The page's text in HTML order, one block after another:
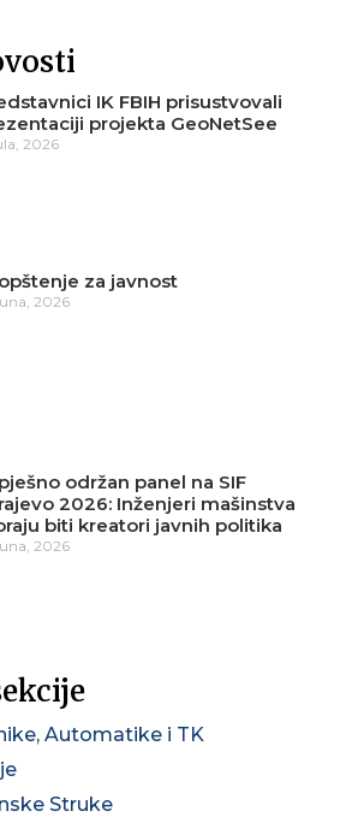
IK FBIH prisustvovali
projekta GeoNetSee
2026
za javnost
2026
održan panel na SIF
2026: Inženjeri mašinstva
biti kreatori javnih politika
2026
Automatike i TK
Struke